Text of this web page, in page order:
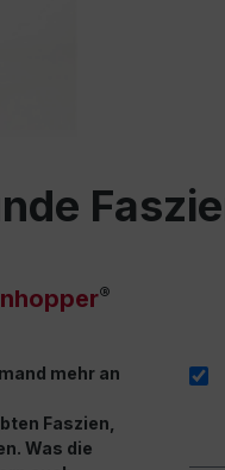
®
mehr an
Faszien,
Was die